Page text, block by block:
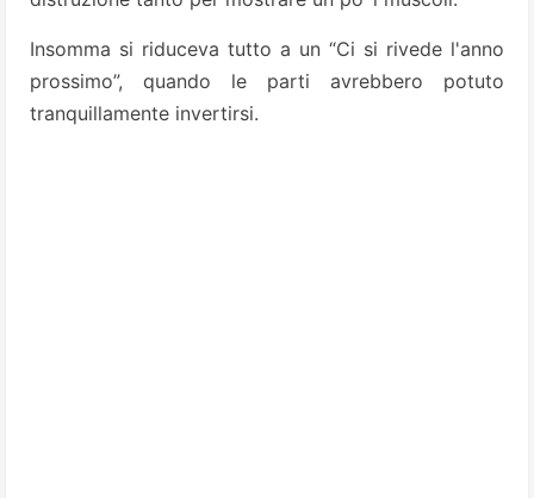
Insomma si riduceva tutto a un “Ci si rivede l'anno
prossimo”, quando le parti avrebbero potuto
tranquillamente invertirsi.